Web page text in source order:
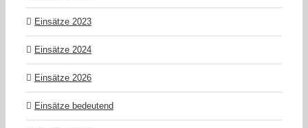
Einsätze 2023
Einsätze 2024
Einsätze 2026
Einsätze bedeutend